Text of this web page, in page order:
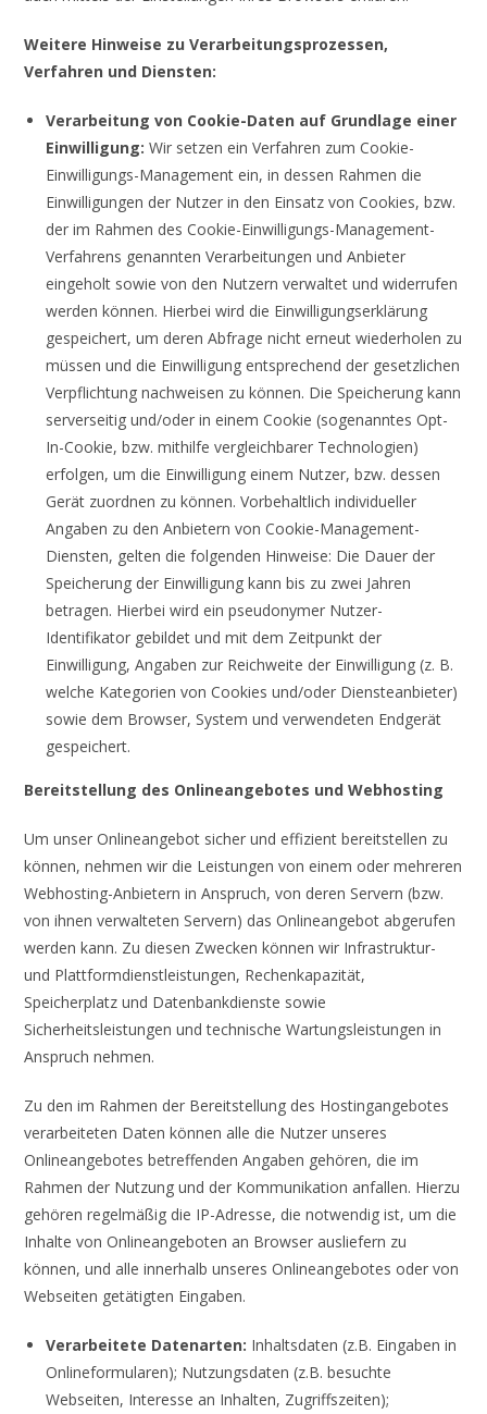
Weitere Hinweise zu Verarbeitungsprozessen,
Verfahren und Diensten:
Verarbeitung von Cookie-Daten auf Grundlage einer
Einwilligung:Wir setzen ein Verfahren zum Cookie-
Einwilligungs-Management ein, in dessen Rahmen die
Einwilligungen der Nutzer in den Einsatz von Cookies, bzw.
der im Rahmen des Cookie-Einwilligungs-Management-
Verfahrens genannten Verarbeitungen und Anbieter
eingeholt sowie von den Nutzern verwaltet und widerrufen
werden können. Hierbei wird die Einwilligungserklärung
gespeichert, um deren Abfrage nicht erneut wiederholen zu
müssen und die Einwilligung entsprechend der gesetzlichen
Verpflichtung nachweisen zu können. Die Speicherung kann
serverseitig und/oder in einem Cookie (sogenanntes Opt-
In-Cookie, bzw. mithilfe vergleichbarer Technologien)
erfolgen, um die Einwilligung einem Nutzer, bzw. dessen
Gerät zuordnen zu können. Vorbehaltlich individueller
Angaben zu den Anbietern von Cookie-Management-
Diensten, gelten die folgenden Hinweise: Die Dauer der
Speicherung der Einwilligung kann bis zu zwei Jahren
betragen. Hierbei wird ein pseudonymer Nutzer-
Identifikator gebildet und mit dem Zeitpunkt der
Einwilligung, Angaben zur Reichweite der Einwilligung (z. B.
welche Kategorien von Cookies und/oder Diensteanbieter)
sowie dem Browser, System und verwendeten Endgerät
gespeichert.
Bereitstellung des Onlineangebotes und Webhosting
Um unser Onlineangebot sicher und effizient bereitstellen zu
können, nehmen wir die Leistungen von einem oder mehreren
Webhosting-Anbietern in Anspruch, von deren Servern (bzw.
von ihnen verwalteten Servern) das Onlineangebot abgerufen
werden kann. Zu diesen Zwecken können wir Infrastruktur-
und Plattformdienstleistungen, Rechenkapazität,
Speicherplatz und Datenbankdienste sowie
Sicherheitsleistungen und technische Wartungsleistungen in
Anspruch nehmen.
Zu den im Rahmen der Bereitstellung des Hostingangebotes
verarbeiteten Daten können alle die Nutzer unseres
Onlineangebotes betreffenden Angaben gehören, die im
Rahmen der Nutzung und der Kommunikation anfallen. Hierzu
gehören regelmäßig die IP-Adresse, die notwendig ist, um die
Inhalte von Onlineangeboten an Browser ausliefern zu
können, und alle innerhalb unseres Onlineangebotes oder von
Webseiten getätigten Eingaben.
Verarbeitete Datenarten: Inhaltsdaten (z.B. Eingaben in
Onlineformularen); Nutzungsdaten (z.B. besuchte
Webseiten, Interesse an Inhalten, Zugriffszeiten);